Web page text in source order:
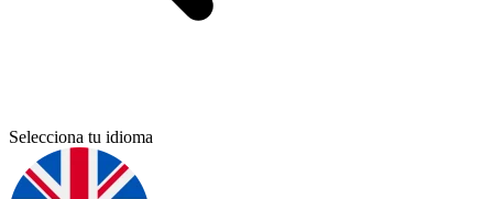
Selecciona tu idioma